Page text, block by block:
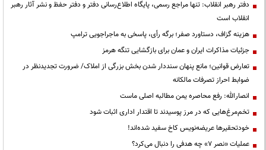
دفتر رهبر انقلاب: تنها مراجع رسمی، پایگاه اطلاع‌رسانی دفتر و دفتر حفظ و نشر آثار رهبر
انقلاب است
هزینه گزاف، دستاورد صفر؛ برگه رأی، پاسخی به ماجراجویی ترامپ
جزئیات مذاکرات ایران و عمان برای بازگشایی تنگه هرمز
تعارض قوانین؛ مانع پنهان سنددار شدن بخش بزرگی از املاک/ ضرورت تجدیدنظر در
ضوابط احراز تصرفات مالکانه
انصارالله: رفع محاصره یمن مطالبه اصلی ماست
تخم‌مرغ‌هایی که در مرز پوسیدند تا اقتدار اداری اثبات شود
خودتحقیرها عریضه‌نویس کاخ سفید شده‌اند!
عملیات «نصر ۷» چه هدفی را دنبال می‌کرد؟